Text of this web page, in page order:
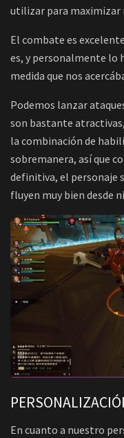
utilizar para maximizar
El combate es
es, y personalmente lo
medida que nos
Podemos lanzar
son bastante
la combinación de
sobremanera, así que
definitiva, el personaje
fluyen muy bien desde
En cuanto a nuestro